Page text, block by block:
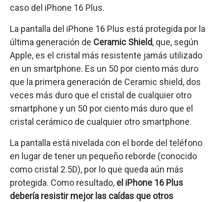
caso del iPhone 16 Plus.
La pantalla del iPhone 16 Plus está protegida por la
última generación de Ceramic Shield, que, según
Apple, es el cristal más resistente jamás utilizado
en un smartphone. Es un 50 por ciento más duro
que la primera generación de Ceramic shield, dos
veces más duro que el cristal de cualquier otro
smartphone y un 50 por ciento más duro que el
cristal cerámico de cualquier otro smartphone.
La pantalla está nivelada con el borde del teléfono
en lugar de tener un pequeño reborde (conocido
como cristal 2.5D), por lo que queda aún más
protegida. Como resultado, el iPhone 16 Plus
debería resistir mejor las caídas que otros